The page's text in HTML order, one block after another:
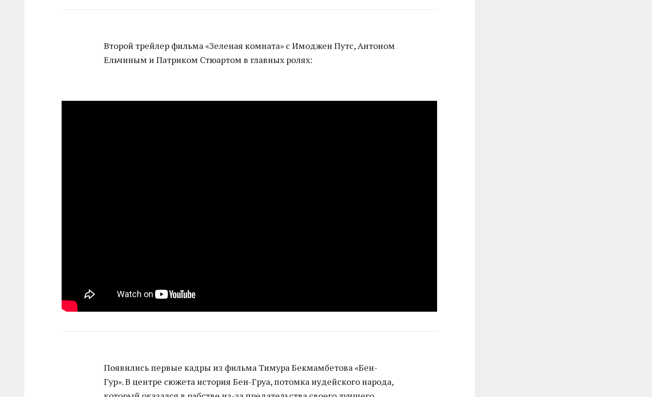
Второй трейлер фильма «Зеленая комната» с Имоджен Путс, Антоном
Ельчиным и Патриком Стюартом в главных ролях:
Появились первые кадры из фильма Тимура Бекмамбетова «Бен-
Гур». В центре сюжета история Бен-Груа, потомка иудейского народа,